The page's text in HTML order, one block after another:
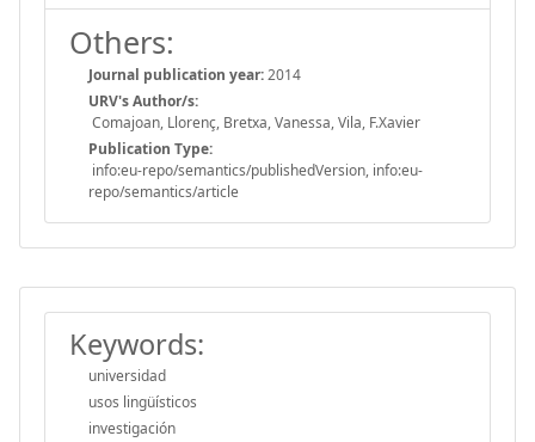
Others:
Journal publication year:2014
URV's Author/s:
Comajoan, Llorenç, Bretxa, Vanessa, Vila, F.Xavier
Publication Type:
info:eu-repo/semantics/publishedVersion, info:eu-
repo/semantics/article
Keywords:
universidad
usos lingüísticos
investigación